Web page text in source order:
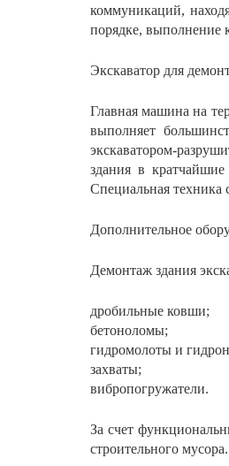
коммуникаций,
порядке, выполнение
Экскаватор для
Главная машина на
выполняет
экскаватором-
здания в
Специальная техника
Дополнительное
Демонтаж здания
дробильные ковши;
бетоноломы;
гидромолоты и
захваты;
вибропогружатели.
За счет
строительного мусора.